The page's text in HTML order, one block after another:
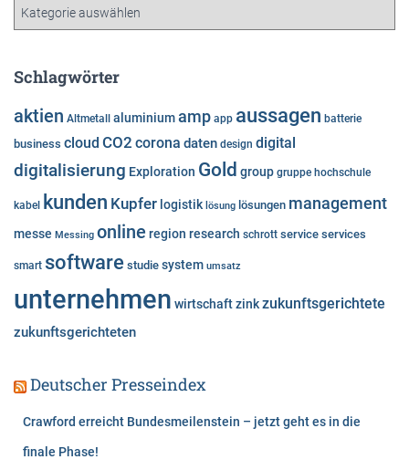
g
r
i
e
Schlagwörter
aktien Altmetall aluminiumamp app aussagen batterie
business cloud CO2 corona daten design digital
digitalisierung Exploration Gold group gruppe hochschule
kabel kunden Kupfer logistik lösung lösungen management
messe Messing online region research schrott service services
smart software studie system umsatz
unternehmen wirtschaftzinkzukunftsgerichtete
zukunftsgerichteten
Deutscher Presseindex
Crawford erreicht Bundesmeilenstein – jetzt geht es in die
finale Phase!